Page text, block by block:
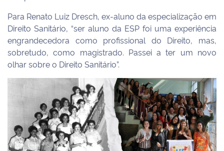
Para Renato Luiz Dresch, ex-aluno da especialização em
Direito Sanitário, “ser aluno da ESP foi uma experiência
engrandecedora como profissional do Direito, mas,
sobretudo, como magistrado. Passei a ter um novo
olhar sobre o Direito Sanitário”.